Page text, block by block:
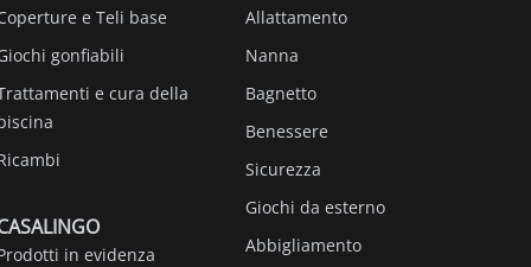
e Teli base
gonfiabili
e cura della
in evidenza
Allattamento
Nanna
Bagnetto
Benessere
Sicurezza
Giochi da esterno
Abbigliamento